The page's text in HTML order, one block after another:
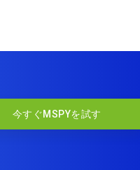
今すぐMSPYを試す